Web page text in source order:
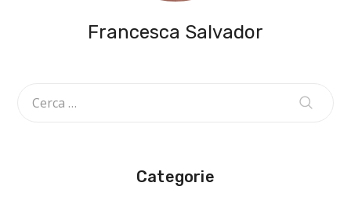
Francesca Salvador
Categorie